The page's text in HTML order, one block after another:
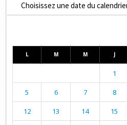
Choisissez une date du
L M M J
1
5 6 7 8
12 13 14 15